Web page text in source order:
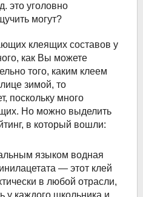
это уголовно
могут?
клеящих составов у
как Вы можете
того, каким клеем
зимой, то
поскольку много
Но можно выделить
в который вошли:
языком водная
— этот клей
в любой отрасли,
у каждого школьника и